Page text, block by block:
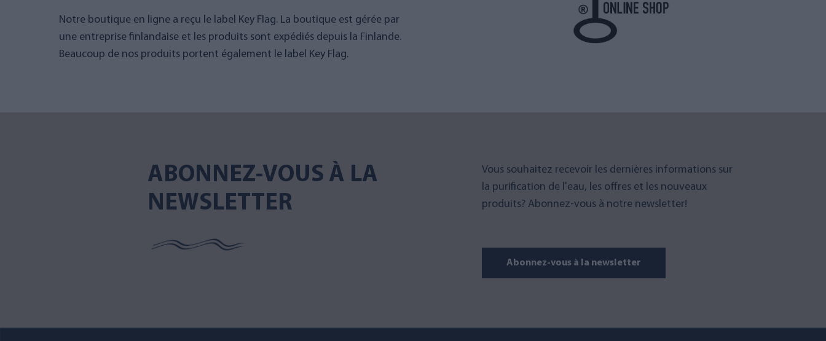
Notre boutique en ligne a reçu le label Key Flag. La boutique est gérée par
une entreprise finlandaise et les produits sont expédiés depuis la Finlande.
Beaucoup de nos produits portent également le label Key Flag.
ABONNEZ-VOUS À LA
NEWSLETTER
Vous souhaitez recevoir les dernières informations sur
la purification de l'eau, les offres et les nouveaux
produits? Abonnez-vous à notre newsletter!
Abonnez-vous à la newsletter